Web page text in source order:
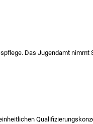
Das Jugendamt nimmt